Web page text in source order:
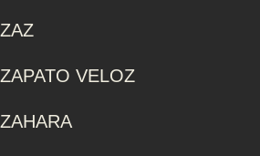
ZAZ
ZAPATO VELOZ
ZAHARA